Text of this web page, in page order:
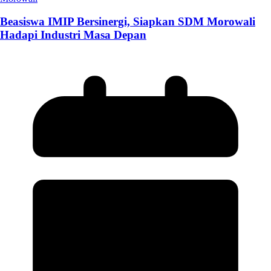
Beasiswa IMIP Bersinergi, Siapkan SDM Morowali
Hadapi Industri Masa Depan